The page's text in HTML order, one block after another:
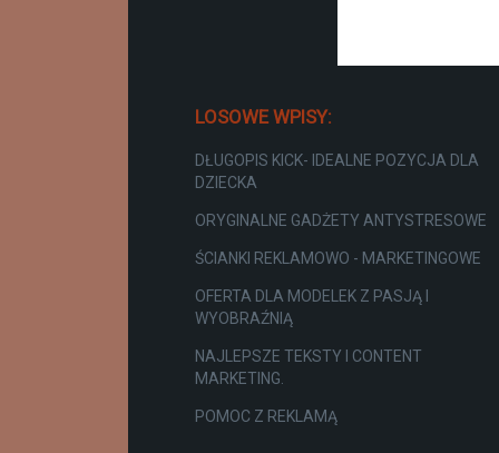
LOSOWE WPISY:
DŁUGOPIS KICK- IDEALNE POZYCJA DLA
DZIECKA
ORYGINALNE GADŻETY ANTYSTRESOWE
ŚCIANKI REKLAMOWO - MARKETINGOWE
OFERTA DLA MODELEK Z PASJĄ I
WYOBRAŹNIĄ
NAJLEPSZE TEKSTY I CONTENT
MARKETING.
POMOC Z REKLAMĄ